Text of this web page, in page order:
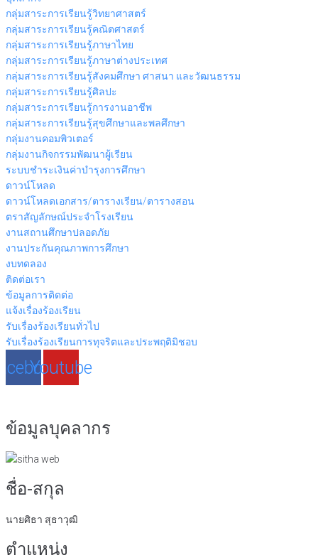
กลุ่มสาระการเรียนรู้วิทยาศาสตร์
กลุ่มสาระการเรียนรู้คณิตศาสตร์
กลุ่มสาระการเรียนรู้ภาษาไทย
กลุ่มสาระการเรียนรู้ภาษาต่างประเทศ
กลุ่มสาระการเรียนรู้สังคมศึกษา ศาสนา และวัฒนธรรม
กลุ่มสาระการเรียนรู้ศิลปะ
กลุ่มสาระการเรียนรู้การงานอาชีพ
กลุ่มสาระการเรียนรู้สุขศึกษาและพลศึกษา
กลุ่มงานคอมพิวเตอร์
กลุ่มงานกิจกรรมพัฒนาผู้เรียน
ระบบชำระเงินค่าบำรุงการศึกษา
ดาวน์โหลด
ดาวน์โหลดเอกสาร/ตารางเรียน/ตารางสอน
ตราสัญลักษณ์ประจำโรงเรียน
งานสถานศึกษาปลอดภัย
งานประกันคุณภาพการศึกษา
งบทดลอง
ติดต่อเรา
ข้อมูลการติดต่อ
แจ้งเรื่องร้องเรียน
รับเรื่องร้องเรียนทั่วไป
รับเรื่องร้องเรียนการทุจริตและประพฤติมิชอบ
Youtube
ข้อมูลบุคลากร
ชื่อ-สกุล
นายศิธา สุธาวุฒิ
ตำแหน่ง